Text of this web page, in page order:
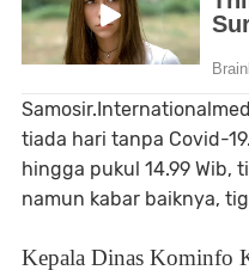
tiada hari tanpa Covid-
hingga pukul 14.99 Wib,
namun kabar baiknya,
Kepala Dinas Kominfo